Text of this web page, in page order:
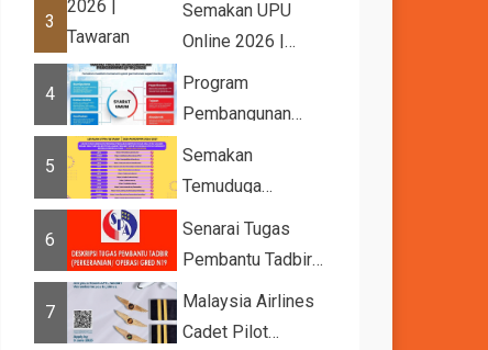
3
Semakan UPU
Online 2026 |
Tawaran
Kemasukan ke
4
Program
Pembangunan
Bakat Muda (YTP)
MARA 2026 –
5
Semakan
Temuduga
UPUOnline Sesi
2026/2027
6
Senarai Tugas
Pembantu Tadbir
(Perkeranian/Operasi)
Gred N1
7
Malaysia Airlines
Cadet Pilot